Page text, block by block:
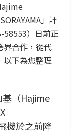
」計
58553）日前正
界合作，從代
以下為您整理